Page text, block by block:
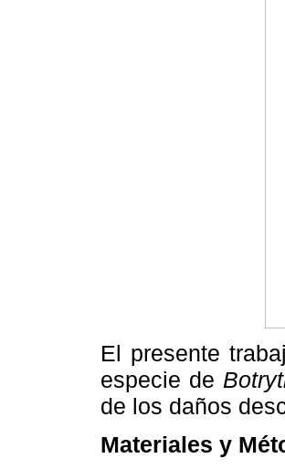
El presente
especie de
de los daños
Materiales y